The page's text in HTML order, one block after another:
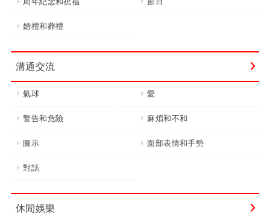
婚禮和葬禮
溝通交流
氣球 愛
警告和危險 麻煩和不和
圖示 面部表情和手勢
對話
休閒娛樂